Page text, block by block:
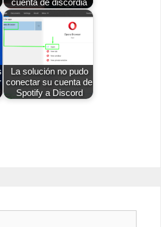
La solución no pudo
conectar su cuenta de
Spotify a Discord